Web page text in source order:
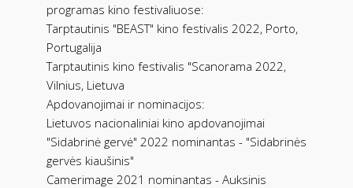
programas kino festivaliuose:
Tarptautinis "BEAST" kino festivalis 2022, Porto,
Portugalija
Tarptautinis kino festivalis "Scanorama 2022,
Vilnius, Lietuva
Apdovanojimai ir nominacijos:
Lietuvos nacionaliniai kino apdovanojimai
"Sidabrinė gervė" 2022 nominantas - "Sidabrinės
gervės kiaušinis"
Camerimage 2021 nominantas - Auksinis